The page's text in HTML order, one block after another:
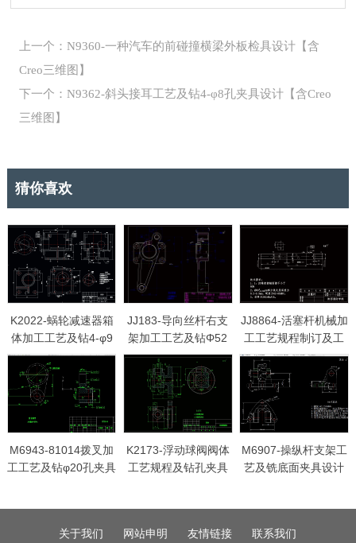
上一个：N9360-一种汽车的前碰撞横梁外板检具设计【含
Creo三维图】
下一个：N9362-斜头接耳工艺及钻4-φ8孔夹具设计【含Creo
三维图】
猜你喜欢
K2022-蜗轮减速器箱
体加工工艺及钻4-φ9
孔夹具设计
JJ183-导向丝杆右支
架加工工艺及钻Φ52
孔夹具设计[含工艺流
程图]
JJ8864-活塞杆机械加
工工艺规程制订及工
序工艺装备设计
M6943-81014拨叉加
工工艺及钻φ20孔夹具
K2173-浮动球阀阀体
工艺规程及钻孔夹具
M6907-操纵杆支架工
艺及铣底面夹具设计
关于我们 网站申明 友情链接 联系我们